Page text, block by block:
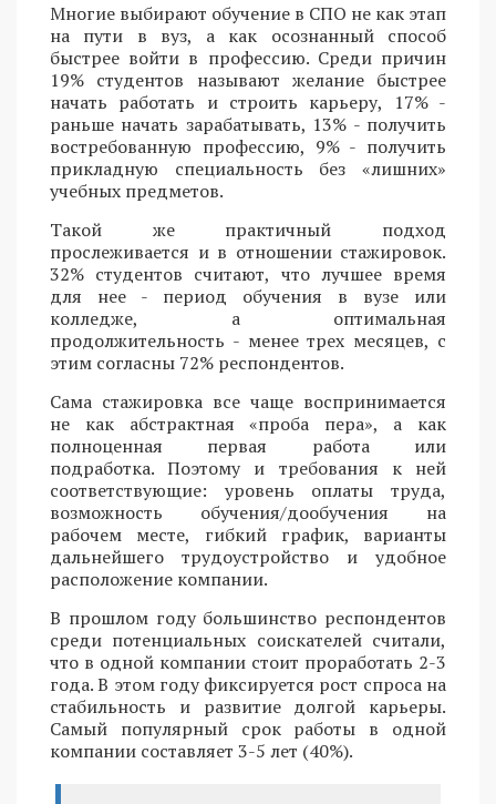
Многие выбирают обучение в СПО не как этап
на пути в вуз, а как осознанный способ
быстрее войти в профессию. Среди причин
19% студентов называют желание быстрее
начать работать и строить карьеру, 17% -
раньше начать зарабатывать, 13% - получить
востребованную профессию, 9% - получить
прикладную специальность без «лишних»
учебных предметов.
Такой же практичный подход
прослеживается и в отношении стажировок.
32% студентов считают, что лучшее время
для нее - период обучения в вузе или
колледже, а оптимальная
продолжительность - менее трех месяцев, с
этим согласны 72% респондентов.
Сама стажировка все чаще воспринимается
не как абстрактная «проба пера», а как
полноценная первая работа или
подработка. Поэтому и требования к ней
соответствующие: уровень оплаты труда,
возможность обучения/дообучения на
рабочем месте, гибкий график, варианты
дальнейшего трудоустройство и удобное
расположение компании.
В прошлом году большинство респондентов
среди потенциальных соискателей считали,
что в одной компании стоит проработать 2-3
года. В этом году фиксируется рост спроса на
стабильность и развитие долгой карьеры.
Самый популярный срок работы в одной
компании составляет 3-5 лет (40%).